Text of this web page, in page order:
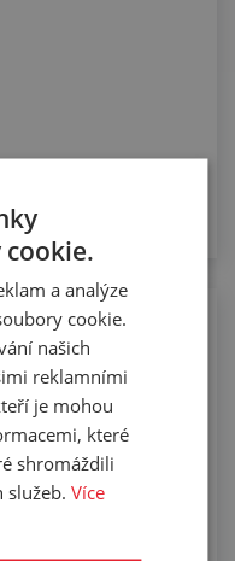
požadovanou
a analýze
cookie.
našich
reklamními
je mohou
které
shromáždili
služeb.Více